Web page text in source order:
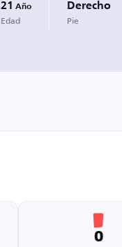
21 Año
Edad
Derecho
Pie
0